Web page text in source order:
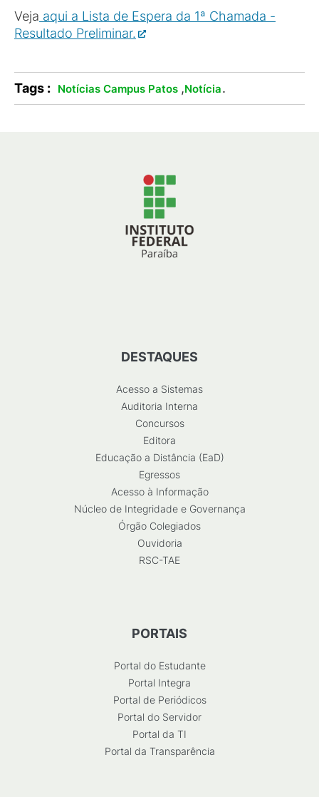
Veja aqui a Lista de Espera da 1ª Chamada -
Resultado Preliminar.
Tags : Notícias Campus Patos ,Notícia.
DESTAQUES
Acesso a Sistemas
Auditoria Interna
Concursos
Editora
Educação a Distância (EaD)
Egressos
Acesso à Informação
Núcleo de Integridade e Governança
Órgão Colegiados
Ouvidoria
RSC-TAE
PORTAIS
Portal do Estudante
Portal Integra
Portal de Periódicos
Portal do Servidor
Portal da TI
Portal da Transparência